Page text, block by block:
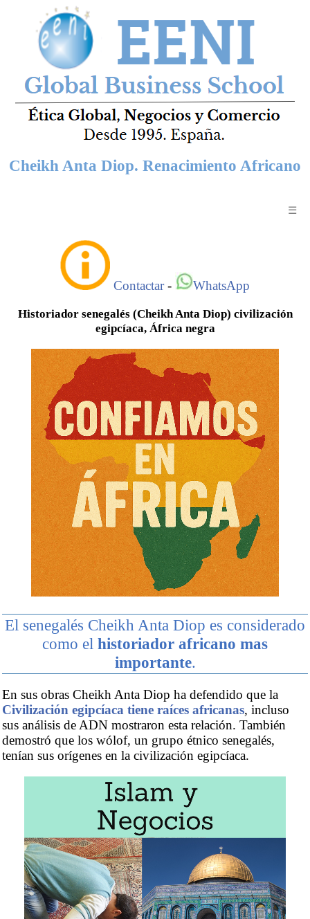
Cheikh Anta Diop. Renacimiento Africano
☰
Contactar- WhatsApp
Historiador senegalés (Cheikh Anta Diop) civilización
egipcíaca, África negra
El senegalés Cheikh Anta Diop es considerado
como el historiador africano mas
importante.
En sus obras Cheikh Anta Diop ha defendido que la
Civilización egipcíaca tiene raíces africanas, incluso
sus análisis de ADN mostraron esta relación. También
demostró que los wólof, un grupo étnico senegalés,
tenían sus orígenes en la civilización egipcíaca.